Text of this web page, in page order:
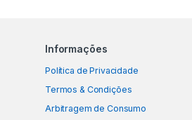
Informações
Política de Privacidade
Termos & Condições
Arbitragem de Consumo